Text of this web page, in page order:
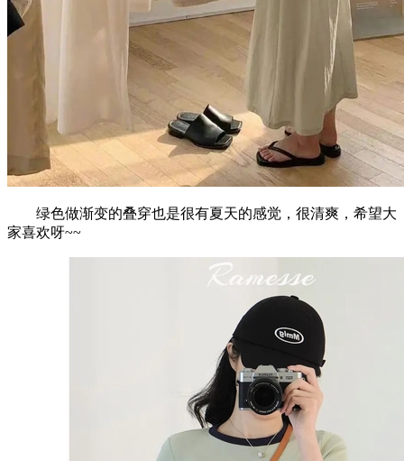
绿色做渐变的叠穿也是很有夏天的感觉，很清爽，希望大
家喜欢呀~~